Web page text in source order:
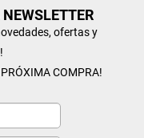
ofertas y
PRÓXIMA COMPRA!